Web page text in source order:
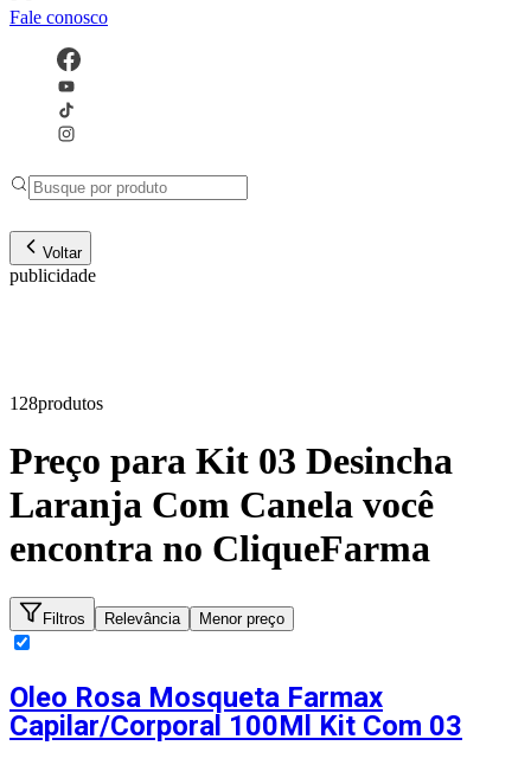
Fale conosco
Voltar
publicidade
128produtos
Preço para Kit 03 Desincha
Laranja Com Canela você
encontra no CliqueFarma
Filtros Relevância Menor preço
Oleo Rosa Mosqueta Farmax
Capilar/Corporal 100Ml Kit Com 03